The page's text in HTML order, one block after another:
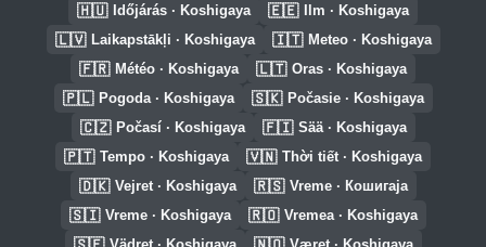
🇭🇺 Időjárás · Koshigaya 🇪🇪 Ilm · Koshigaya
🇱🇻 Laikapstākļi · Koshigaya 🇮🇹 Meteo · Koshigaya
🇫🇷 Météo · Koshigaya 🇱🇹 Oras · Koshigaya
🇵🇱 Pogoda · Koshigaya 🇸🇰 Počasie · Koshigaya
🇨🇿 Počasí · Koshigaya 🇫🇮 Sää · Koshigaya
🇵🇹 Tempo · Koshigaya 🇻🇳 Thời tiết · Koshigaya
🇩🇰 Vejret · Koshigaya 🇷🇸 Vreme · Кошигаја
🇸🇮 Vreme · Koshigaya 🇷🇴 Vremea · Koshigaya